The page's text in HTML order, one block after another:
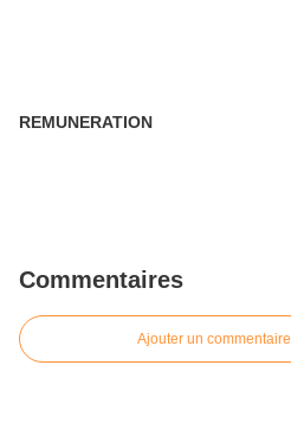
REMUNERATION
Commentaires
Ajouter un commentaire